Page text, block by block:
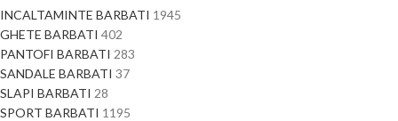
INCALTAMINTE BARBATI 1945
GHETE BARBATI 402
PANTOFI BARBATI 283
SANDALE BARBATI 37
SLAPI BARBATI 28
SPORT BARBATI 1195